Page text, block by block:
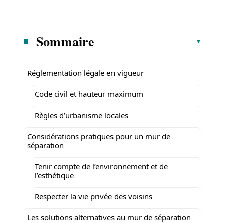
Sommaire
Réglementation légale en vigueur
Code civil et hauteur maximum
Règles d’urbanisme locales
Considérations pratiques pour un mur de
séparation
Tenir compte de l’environnement et de
l’esthétique
Respecter la vie privée des voisins
Les solutions alternatives au mur de séparation